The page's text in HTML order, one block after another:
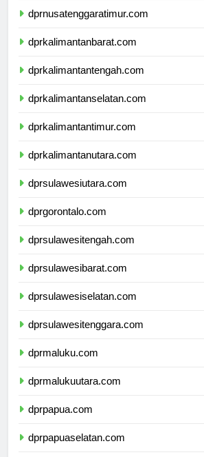
dprnusatenggaratimur.com
dprkalimantanbarat.com
dprkalimantantengah.com
dprkalimantanselatan.com
dprkalimantantimur.com
dprkalimantanutara.com
dprsulawesiutara.com
dprgorontalo.com
dprsulawesitengah.com
dprsulawesibarat.com
dprsulawesiselatan.com
dprsulawesitenggara.com
dprmaluku.com
dprmalukuutara.com
dprpapua.com
dprpapuaselatan.com